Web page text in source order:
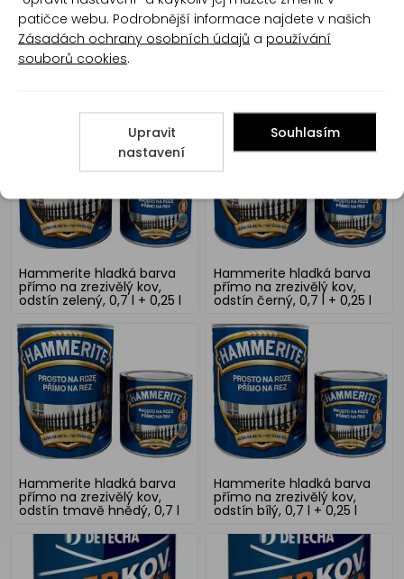
Hammerite kladívková
Hammerite hladká barva
přímo na zrezivělý kov,
odstín zelený, 0,7 l + 0,25 l
Hammerite hladká barva
přímo na zrezivělý kov,
odstín černý, 0,7 l + 0,25 l
Hammerite hladká barva
přímo na zrezivělý kov,
odstín tmavě hnědý, 0,7 l
Hammerite hladká barva
přímo na zrezivělý kov,
odstín bílý, 0,7 l + 0,25 l
patičce webu. Podrobnější informace najdete v našich
Zásadách ochrany osobních údajů a používání
souborů cookies.
Upravit
nastavení
Souhlasím